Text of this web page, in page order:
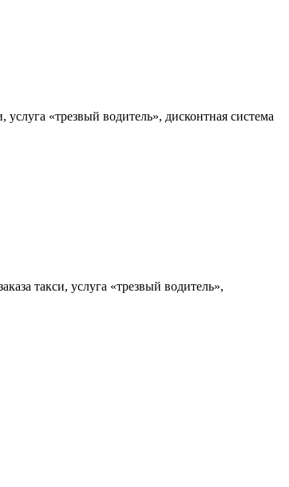
«трезвый водитель», дисконтная система
такси, услуга «трезвый водитель»,